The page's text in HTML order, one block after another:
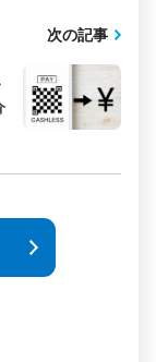
次の記事